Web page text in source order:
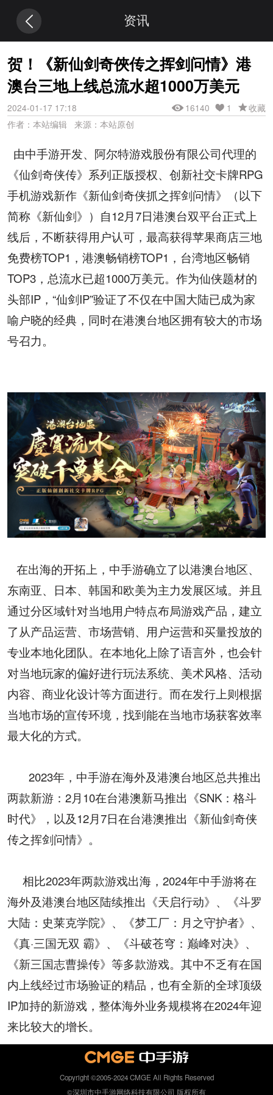
资讯
贺！《新仙剑奇俠传之挥剑问情》港
澳台三地上线总流水超1000万美元
2024-01-17 17:18 收藏
1
16140
作者：本站编辑 来源：本站原创
由中手游开发、阿尔特游戏股份有限公司代理的
《仙剑奇侠传》系列正版授权、创新社交卡牌RPG
手机游戏新作《新仙剑奇侠抓之挥剑问情》（以下
简称《新仙剑》）自12月7日港澳台双平台正式上
线后，不断获得用户认可，最高获得苹果商店三地
免费榜TOP1，港澳畅销榜TOP1，台湾地区畅销
TOP3，总流水已超1000万美元。作为仙侠题材的
头部IP，“仙剑IP”验证了不仅在中国大陆已成为家
喻户晓的经典，同时在港澳台地区拥有较大的市场
号召力。
在出海的开拓上，中手游确立了以港澳台地区、
东南亚、日本、韩国和欧美为主力发展区域。并且
通过分区域针对当地用户特点布局游戏产品，建立
了从产品运营、市场营销、用户运营和买量投放的
专业本地化团队。在本地化上除了语言外，也会针
对当地玩家的偏好进行玩法系统、美术风格、活动
内容、商业化设计等方面进行。而在发行上则根据
当地市场的宣传环境，找到能在当地市场获客效率
最大化的方式。
2023年，中手游在海外及港澳台地区总共推出
两款新游：2月10在台港澳新马推出《SNK：格斗
时代》，以及12月7日在台港澳推出《新仙剑奇侠
传之挥剑问情》。
相比2023年两款游戏出海，2024年中手游将在
海外及港澳台地区陆续推出《天启行动》、《斗罗
大陆：史莱克学院》、《梦工厂：月之守护者》、
《真·三国无双 霸》、《斗破苍穹：巅峰对决》、
《新三国志曹操传》等多款游戏。其中不乏有在国
内上线经过市场验证的精品，也有全新的全球顶级
IP加持的新游戏，整体海外业务规模将在2024年迎
来比较大的增长。
Copyright ©2005-2024 CMGE All Rights Reserved
©深圳市中手游网络科技有限公司 版权所有